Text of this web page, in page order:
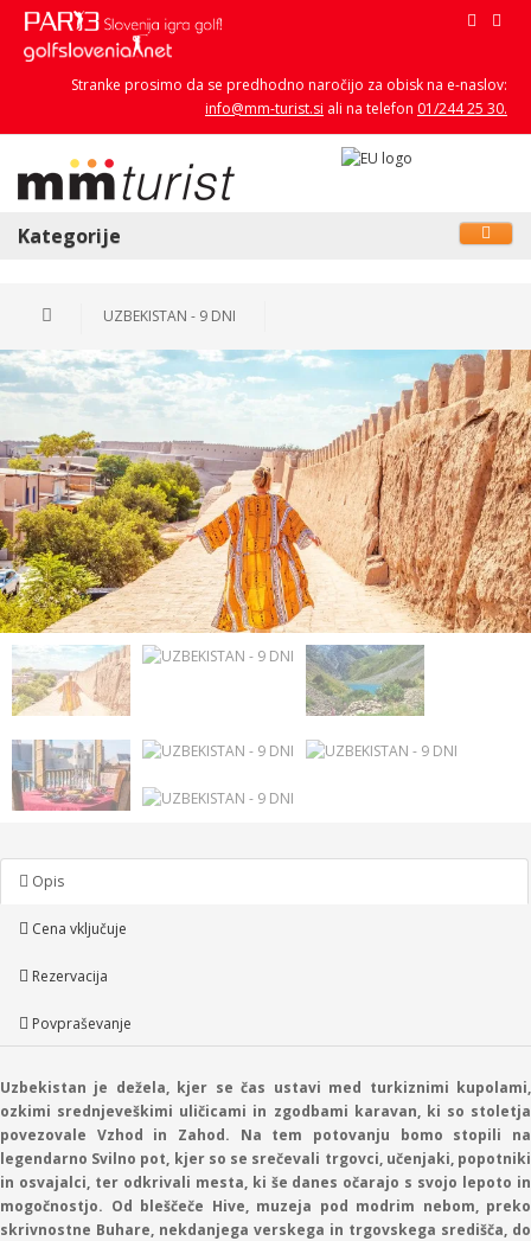
Stranke prosimo da se predhodno naročijo za obisk na e-naslov:
info@mm-turist.si ali na telefon 01/244 25 30.
Kategorije
UZBEKISTAN - 9 DNI
Opis
Cena vključuje
Rezervacija
Povpraševanje
Uzbekistan je dežela, kjer se čas ustavi med turkiznimi kupolami,
ozkimi srednjeveškimi uličicami in zgodbami karavan, ki so stoletja
povezovale Vzhod in Zahod. Na tem potovanju bomo stopili na
legendarno Svilno pot, kjer so se srečevali trgovci, učenjaki, popotniki
in osvajalci, ter odkrivali mesta, ki še danes očarajo s svojo lepoto in
mogočnostjo. Od bleščeče Hive, muzeja pod modrim nebom, preko
skrivnostne Buhare, nekdanjega verskega in trgovskega središča, do